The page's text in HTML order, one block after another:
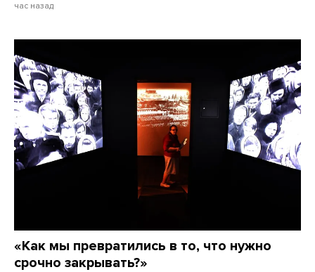
час назад
«Как мы превратились в то, что нужно
срочно закрывать?»